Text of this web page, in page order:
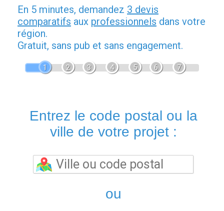
En 5 minutes, demandez 3 devis
comparatifs aux professionnels dans votre
région.
Gratuit, sans pub et sans engagement.
1 2 3 4 5 6 7
Entrez le code postal ou la
ville de votre projet :
ou